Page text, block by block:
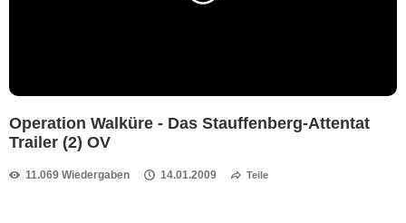
Operation Walküre - Das Stauffenberg-Attentat
Trailer (2) OV
11.069 Wiedergaben 14.01.2009 Teile